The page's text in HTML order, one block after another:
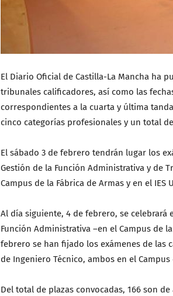
El Diario Oficial de Castilla-La Mancha ha
tribunales calificadores, así como las
correspondientes a la cuarta y última
cinco categorías profesionales y un total
El sábado 3 de febrero tendrán lugar los
Gestión de la Función Administrativa y de
Campus de la Fábrica de Armas y en el IES
Al día siguiente, 4 de febrero, se
Función Administrativa –en el Campus de
febrero se han fijado los exámenes de las
de Ingeniero Técnico, ambos en el Campus
Del total de plazas convocadas, 166 son